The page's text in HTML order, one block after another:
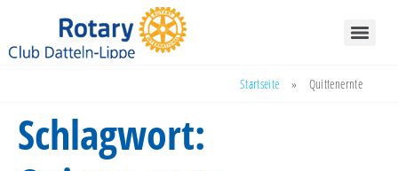
Startseite » Quittenernte
Schlagwort: